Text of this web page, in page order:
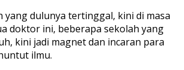
yang dulunya tertinggal, kini di masa
doktor ini, beberapa sekolah yang
kini jadi magnet dan incaran para
ilmu.